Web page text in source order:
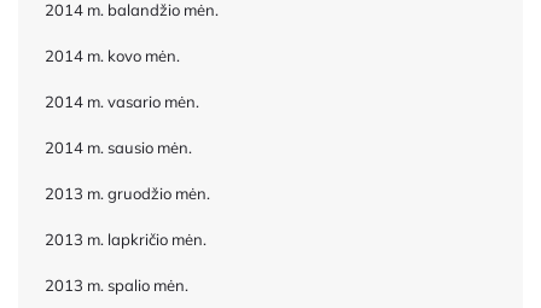
2014 m. balandžio mėn.
2014 m. kovo mėn.
2014 m. vasario mėn.
2014 m. sausio mėn.
2013 m. gruodžio mėn.
2013 m. lapkričio mėn.
2013 m. spalio mėn.